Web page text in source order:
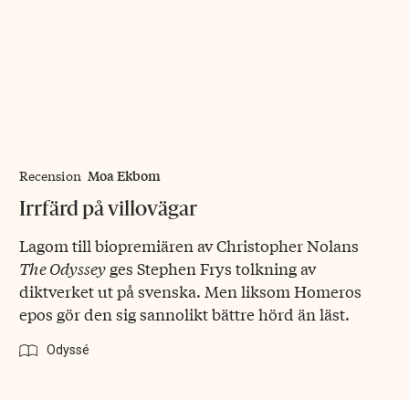
Recension Moa Ekbom
Irrfärd på villovägar
Lagom till biopremiären av Christopher Nolans
The Odyssey ges Stephen Frys tolkning av
diktverket ut på svenska. Men liksom Homeros
epos gör den sig sannolikt bättre hörd än läst.
Odyssé